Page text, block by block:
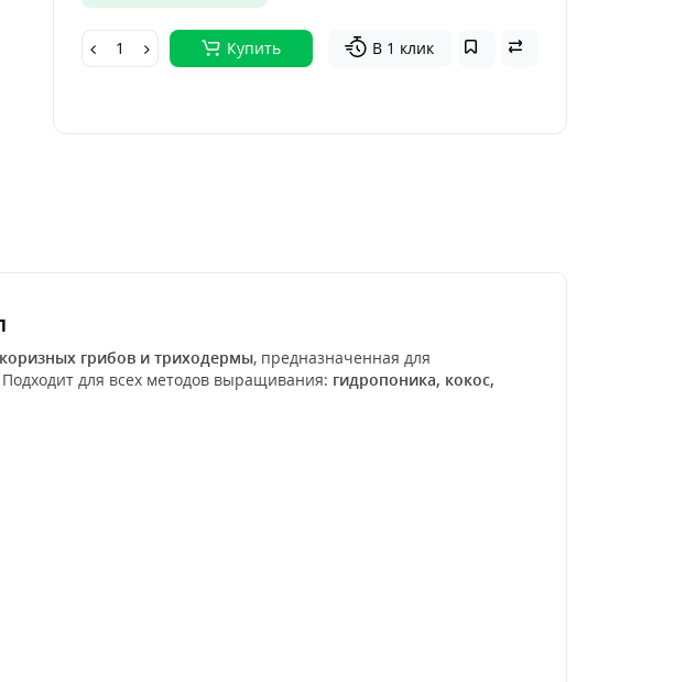
Купить В 1 клик
грибов и триходермы, предназначенная для
для всех методов выращивания: гидропоника, кокос,